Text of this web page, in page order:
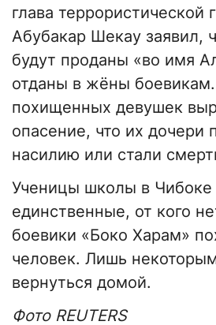
глава террористической
Абубакар Шекау заявил,
будут проданы «во имя
отданы в жёны
похищенных девушек
опасение, что их дочери
насилию или стали
Ученицы школы в Чибоке
единственные, от кого
боевики «Боко Харам»
человек. Лишь
вернуться домой.
Фото REUTERS